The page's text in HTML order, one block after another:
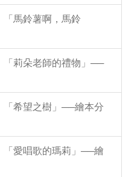
馬鈴薯啊，馬鈴
「莉朵老師的禮物」──
「希望之樹」──繪本分
「愛唱歌的瑪莉」──繪